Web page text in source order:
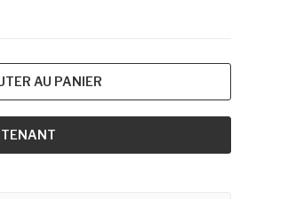
AU PANIER